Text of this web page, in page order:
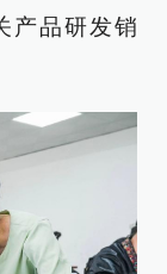
产品研发销